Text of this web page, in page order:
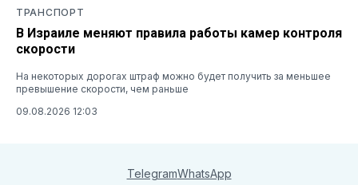
ТРАНСПОРТ
В Израиле меняют правила работы камер контроля
скорости
На некоторых дорогах штраф можно будет получить за меньшее
превышение скорости, чем раньше
09.08.2026 12:03
TelegramWhatsApp